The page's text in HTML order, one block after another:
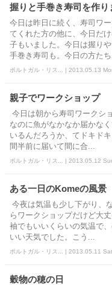
握りと手巻き寿司を作り
今日は昨日に続く、寿司ワ
てくれた方の他に、今日だ
子もいました。今日は握り
手巻き寿司も。今日の方たち
ポルトガル・リス... | 2013.05.13
親子でワークショップ
今日は朝から寿司ワークシ
なのに魚がなかなか届かな
いるんだろうか、てドキド
間半前に届いて間に合...
ポルトガル・リス... | 2013.05.12
ある一日のKomeの風景
今夜は気温も少し下がり、
らワークショップだけど大
袖でもいいくらいの気温で
いい天気でした。こう...
ポルトガル・リス... | 2013.05.11
穀物の穂の日